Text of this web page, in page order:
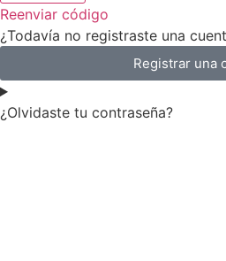
Reenviar código
¿Todavía no registraste una
Registrar una
¿Olvidaste tu contraseña?